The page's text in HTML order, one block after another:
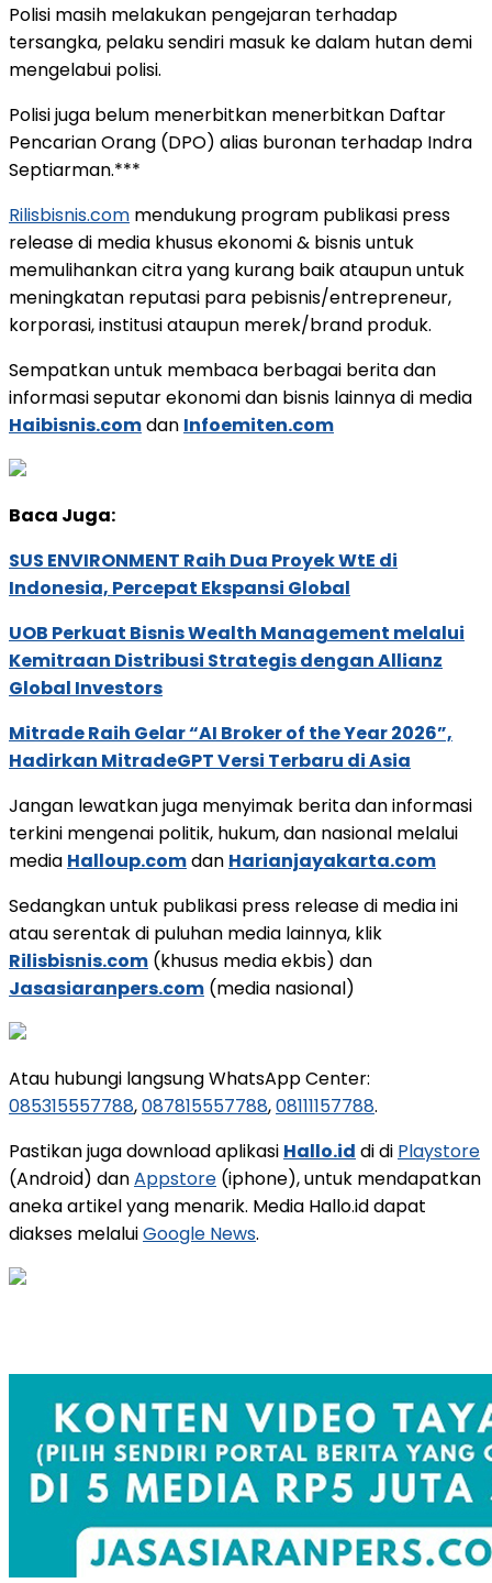
Polisi masih melakukan pengejaran terhadap
tersangka, pelaku sendiri masuk ke dalam hutan demi
mengelabui polisi.
Polisi juga belum menerbitkan menerbitkan Daftar
Pencarian Orang (DPO) alias buronan terhadap Indra
Septiarman.***
Rilisbisnis.com mendukung program publikasi press
release di media khusus ekonomi & bisnis untuk
memulihankan citra yang kurang baik ataupun untuk
meningkatan reputasi para pebisnis/entrepreneur,
korporasi, institusi ataupun merek/brand produk.
Sempatkan untuk membaca berbagai berita dan
informasi seputar ekonomi dan bisnis lainnya di media
Haibisnis.comdan Infoemiten.com
Baca Juga:
SUS ENVIRONMENT Raih Dua Proyek WtE di
Indonesia, Percepat Ekspansi Global
UOB Perkuat Bisnis Wealth Management melalui
Kemitraan Distribusi Strategis dengan Allianz
Global Investors
Mitrade Raih Gelar “AI Broker of the Year 2026”,
Hadirkan MitradeGPT Versi Terbaru di Asia
Jangan lewatkan juga menyimak berita dan informasi
terkini mengenai politik, hukum, dan nasional melalui
media Halloup.comdan Harianjayakarta.com
Sedangkan untuk publikasi press release di media ini
atau serentak di puluhan media lainnya, klik
Rilisbisnis.com (khusus media ekbis) dan
Jasasiaranpers.com (media nasional)
Atau hubungi langsung WhatsApp Center:
085315557788,087815557788,08111157788.
Pastikan juga download aplikasi Hallo.id di di Playstore
(Android) danAppstore (iphone), untuk mendapatkan
aneka artikel yang menarik. Media Hallo.id dapat
diakses melaluiGoogle News.